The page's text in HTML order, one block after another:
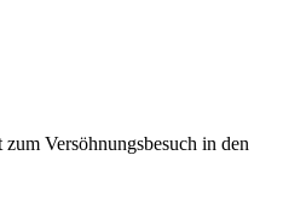
Versöhnungsbesuch in den